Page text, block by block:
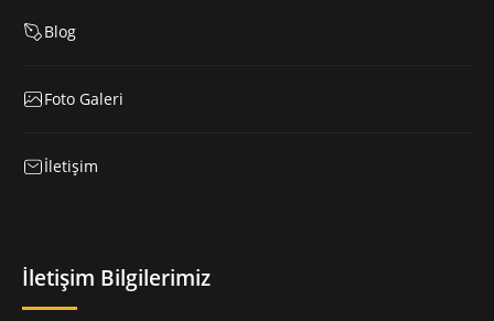
Blog
Foto Galeri
İletişim
İletişim Bilgilerimiz